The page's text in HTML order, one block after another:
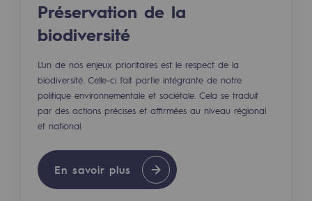
Exploitation du réseau de gaz
Raccordement au réseau de gaz
Stockage de gaz
Stockage de gaz
Savoir-faire
Projet type
Infrastructures historiques
Préservation de la
biodiversité
L’un de nos enjeux prioritaires est le respect de la
biodiversité. Celle-ci fait partie intégrante de notre
politique environnementale et sociétale. Cela se traduit
par des actions précises et affirmées au niveau régional
et national.
En savoir plus